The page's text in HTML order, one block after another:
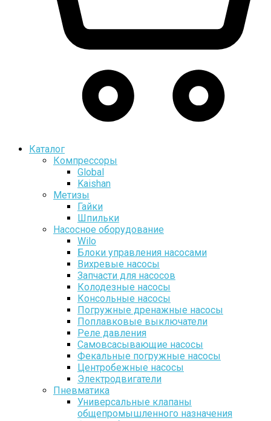
Каталог
Компрессоры
Global
Kaishan
Метизы
Гайки
Шпильки
Насосное оборудование
Wilo
Блоки управления насосами
Вихревые насосы
Запчасти для насосов
Колодезные насосы
Консольные насосы
Погружные дренажные насосы
Поплавковые выключатели
Реле давления
Самовсасывающие насосы
Фекальные погружные насосы
Центробежные насосы
Электродвигатели
Пневматика
Универсальные клапаны
общепромышленного назначения